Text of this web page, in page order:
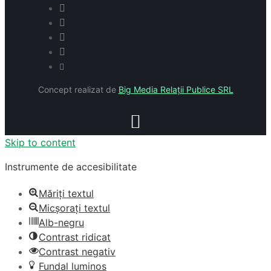
Concept realizat de Big Media Relații Publice SRL
Skip to content
Instrumente de accesibilitate
Măriți textul
Micșorați textul
Alb-negru
Contrast ridicat
Contrast negativ
Fundal luminos